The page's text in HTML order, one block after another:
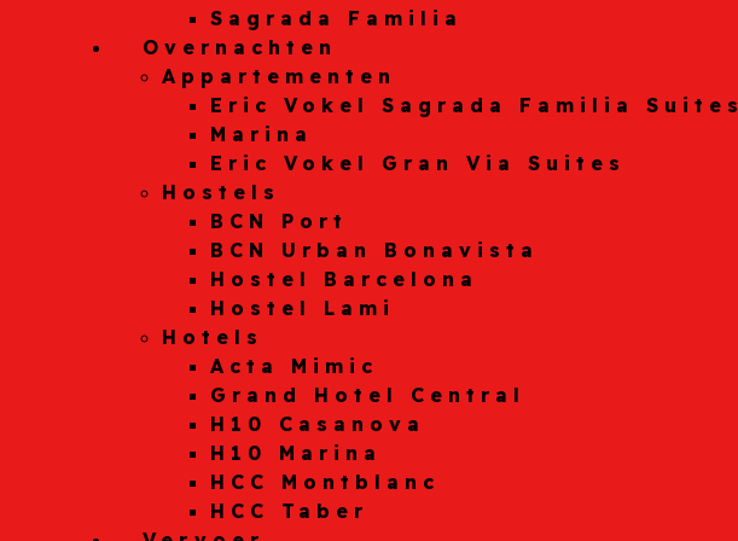
Sagrada Familia
Overnachten
Appartementen
Eric Vokel Sagrada Familia Suites
Marina
Eric Vokel Gran Via Suites
Hostels
BCN Port
BCN Urban Bonavista
Hostel Barcelona
Hostel Lami
Hotels
Acta Mimic
Grand Hotel Central
H10 Casanova
H10 Marina
HCC Montblanc
HCC Taber